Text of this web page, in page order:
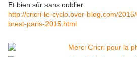
Et bien sûr sans oublier
http://cricri-le-cyclo.over-blog.com/
brest-paris-2015.html